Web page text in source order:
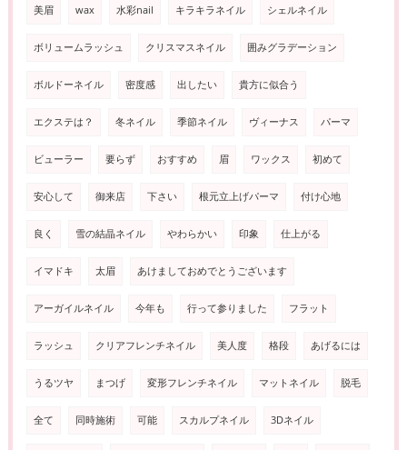
美眉 wax 水彩nail キラキラネイル シェルネイル
ボリュームラッシュ クリスマスネイル 囲みグラデーション
ボルドーネイル 密度感 出したい 貴方に似合う
エクステは？ 冬ネイル 季節ネイル ヴィーナス パーマ
ビューラー 要らず おすすめ 眉 ワックス 初めて
安心して 御来店 下さい 根元立上げパーマ 付け心地
良く 雪の結晶ネイル やわらかい 印象 仕上がる
イマドキ 太眉 あけましておめでとうございます
アーガイルネイル 今年も 行って参りました フラット
ラッシュ クリアフレンチネイル 美人度 格段 あげるには
うるツヤ まつげ 変形フレンチネイル マットネイル 脱毛
全て 同時施術 可能 スカルプネイル 3Dネイル